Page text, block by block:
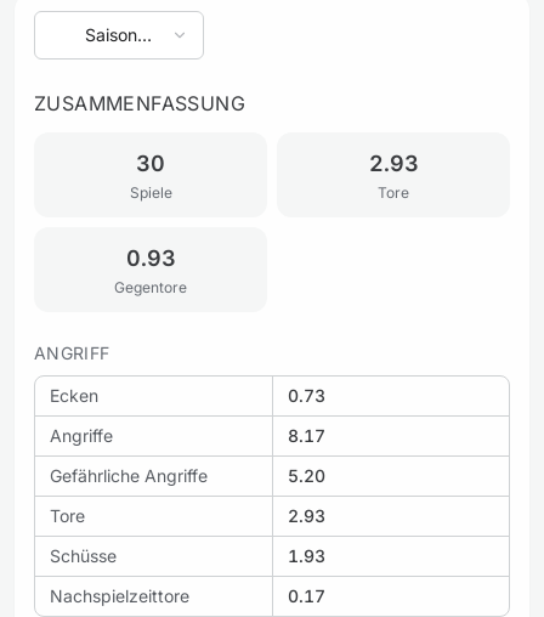
Saison
auswählen
ZUSAMMENFASSUNG
30
Spiele
2.93
Tore
0.93
Gegentore
ANGRIFF
Ecken
0.73
Angriffe
8.17
Gefährliche Angriffe
5.20
Tore
2.93
Schüsse
1.93
Nachspielzeittore
0.17